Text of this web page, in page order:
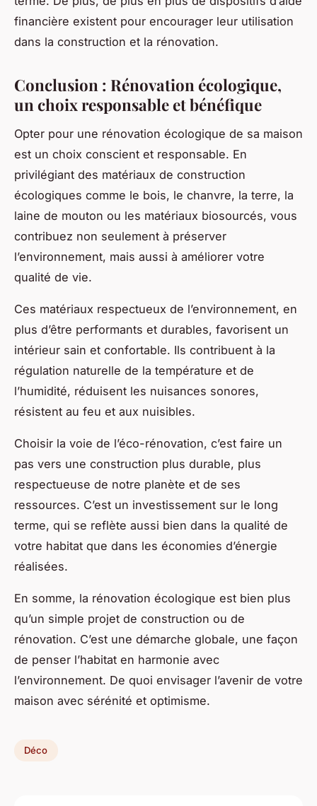
financière existent pour encourager leur utilisation
dans la construction et la rénovation.
Conclusion : Rénovation écologique,
un choix responsable et bénéfique
Opter pour une rénovation écologique de sa maison
est un choix conscient et responsable. En
privilégiant des matériaux de construction
écologiques comme le bois, le chanvre, la terre, la
laine de mouton ou les matériaux biosourcés, vous
contribuez non seulement à préserver
l’environnement, mais aussi à améliorer votre
qualité de vie.
Ces matériaux respectueux de l’environnement, en
plus d’être performants et durables, favorisent un
intérieur sain et confortable. Ils contribuent à la
régulation naturelle de la température et de
l’humidité, réduisent les nuisances sonores,
résistent au feu et aux nuisibles.
Choisir la voie de l’éco-rénovation, c’est faire un
pas vers une construction plus durable, plus
respectueuse de notre planète et de ses
ressources. C’est un investissement sur le long
terme, qui se reflète aussi bien dans la qualité de
votre habitat que dans les économies d’énergie
réalisées.
En somme, la rénovation écologique est bien plus
qu’un simple projet de construction ou de
rénovation. C’est une démarche globale, une façon
de penser l’habitat en harmonie avec
l’environnement. De quoi envisager l’avenir de votre
maison avec sérénité et optimisme.
Déco